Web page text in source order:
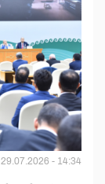
29.07.2026 - 14:34